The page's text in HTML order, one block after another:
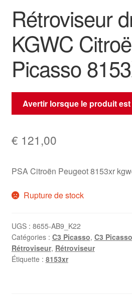
Rétroviseur
KGWC
Picasso
Avertir lorsque le produit
€ 121,00
PSA Citroën Peugeot 8153xr
Rupture de stock
UGS : 8655-AB9_K22
Catégories : C3 Picasso, C3 Picasso
Rétroviseur, Rétroviseur
Étiquette : 8153xr